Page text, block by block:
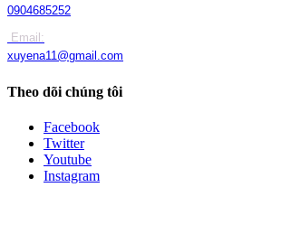
0904685252
Email:
xuyena11@gmail.com
Theo dõi chúng tôi
Facebook
Twitter
Youtube
Instagram